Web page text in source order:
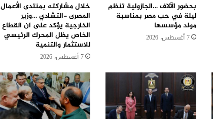
بحضور الآلاف …الجازولية تنظم
ليلة في حب مصر بمناسبة
مولد مؤسسها
7 أغسطس، 2026
خلال مشاركته بمنتدى الأعمال
المصرى -التشادي …وزير
الخارجية يؤكد على ان القطاع
الخاص يظل المحرك الرئيسي
للاستثمار والتنمية
7 أغسطس، 2026